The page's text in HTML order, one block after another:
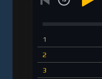
1
2
3